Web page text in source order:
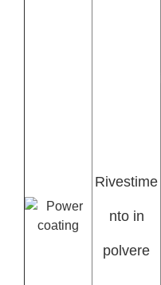
Rivestime
nto in
polvere